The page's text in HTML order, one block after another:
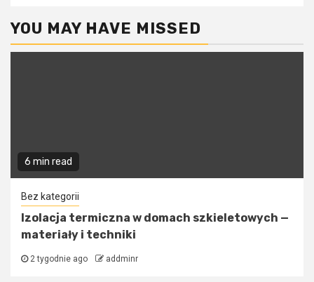
YOU MAY HAVE MISSED
6 min read
Bez kategorii
Izolacja termiczna w domach szkieletowych —
materiały i techniki
2 tygodnie ago addminr